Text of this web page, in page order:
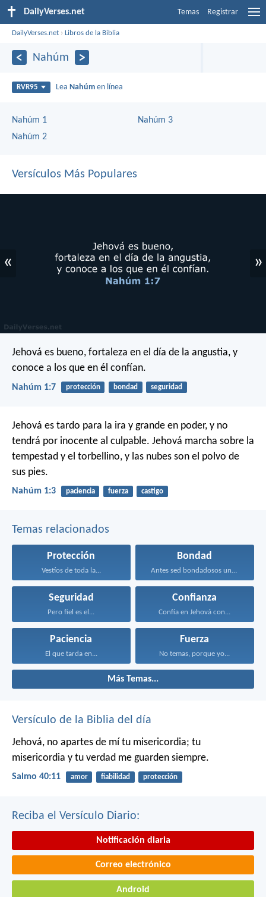
DailyVerses.net Temas Registrar
DailyVerses.net ›Libros de la Biblia
Nahúm
RVR95 Lea Nahúm en línea
Nahúm 1
Nahúm 2
Nahúm 3
Versículos Más Populares
« »
Jehová es bueno, fortaleza en el día de la angustia, y
conoce a los que en él confían.
Nahúm 1:7 protección bondad seguridad
Jehová es tardo para la ira y grande en poder, y no
tendrá por inocente al culpable. Jehová marcha sobre la
tempestad y el torbellino, y las nubes son el polvo de
sus pies.
Nahúm 1:3 paciencia fuerza castigo
Temas relacionados
Protección
Vestíos de toda la...
Bondad
Antes sed bondadosos unos...
Seguridad
Pero fiel es el...
Confianza
Confía en Jehová con...
Paciencia
El que tarda en...
Fuerza
No temas, porque yo...
Más Temas...
Versículo de la Biblia del día
Jehová, no apartes de mí tu misericordia; tu
misericordia y tu verdad me guarden siempre.
Salmo 40:11 amor fiabilidad protección
Reciba el Versículo Diario:
Notificación diaria
Correo electrónico
Android